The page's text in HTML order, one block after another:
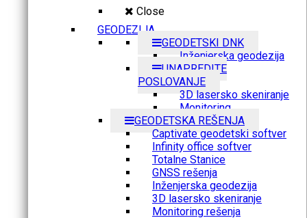
Close
GEODEZIJA
GEODETSKI DNK
Inženjerska geodezija
UNAPREDITE
POSLOVANJE
3D lasersko skeniranje
Monitoring
GEODETSKA REŠENJA
Captivate geodetski softver
Infinity office softver
Totalne Stanice
GNSS rešenja
Inženjerska geodezija
3D lasersko skeniranje
Monitoring rešenja